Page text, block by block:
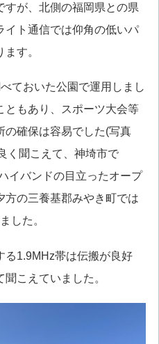
すが、北側の福岡県との県
イト通信では仰角の低いパ
す。
ておいた公園で運用しまし
ともあり、スポーツ大会等
の確保は容易でした(写真
く聞こえて、神埼市で
イバンドの目立ったオープ
方の三養基郡みやき町では
した。
る1.9MHz帯は伝搬が良好
こえていました。